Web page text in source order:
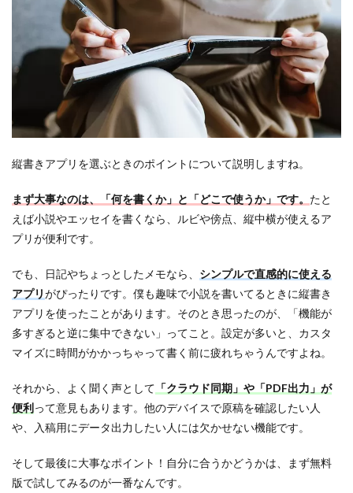
の
2
A
d
o
d
で
え
る
！
お
す
す
め
書
き
ア
プ
２
選
縦書きアプリを選ぶときのポイントについて説明しますね。
まず大事なのは、「何を書くか」と「どこで使うか」です。 たと
えば小説やエッセイを書くなら、ルビや傍点、縦中横が使えるア
プリが便利です。
でも、日記やちょっとしたメモなら、 シンプルで直感的に使える
アプリがぴったりです。僕も趣味で小説を書いてるときに縦書き
アプリを使ったことがあります。そのとき思ったのが、「機能が
多すぎると逆に集中できない」ってこと。設定が多いと、カスタ
マイズに時間がかかっちゃって書く前に疲れちゃうんですよね。
それから、よく聞く声として 「クラウド同期」や「PDF出力」が
便利って意見もあります。他のデバイスで原稿を確認したい人
や、入稿用にデータ出力したい人には欠かせない機能です。
そして最後に大事なポイント！自分に合うかどうかは、まず無料
版で試してみるのが一番なんです。